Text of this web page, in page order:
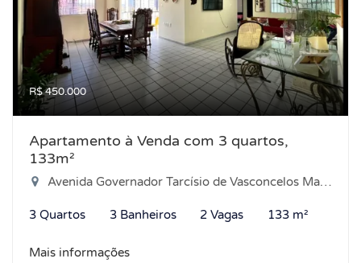
R$ 450.000
Apartamento à Venda com 3 quartos,
133m²
Avenida Governador Tarcísio de Vasconcelos Maia, 2163 - Pajuçara, Natal-RN
3 Quartos 3 Banheiros 2 Vagas 133 m²
Mais informações